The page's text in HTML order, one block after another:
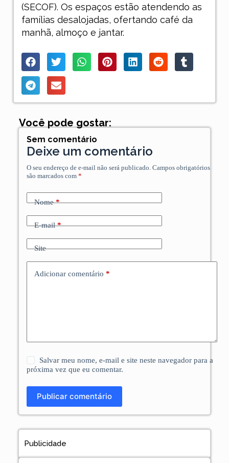
(SECOF). Os espaços estão atendendo as
famílias desalojadas, ofertando café da
manhã, almoço e jantar.
Você pode gostar:
Sem comentário
Deixe um comentário
O seu endereço de e-mail não será publicado. Campos obrigatórios
são marcados com *
Nome*
E-mail*
Site
Adicionar comentário *
Salvar meu nome, e-mail e site neste navegador para a
próxima vez que eu comentar.
Publicar comentário
Publicidade